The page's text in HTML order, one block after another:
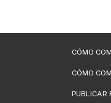
CÓMO
CÓMO
PUBLICAR